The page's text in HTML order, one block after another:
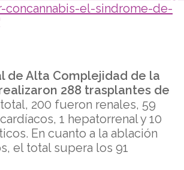
concannabis-el-sindrome-de-
de Alta Complejidad de la
288 trasplantes de
200 fueron renales, 59
1 hepatorrenal y 10
En cuanto a la ablación
el total supera los 91